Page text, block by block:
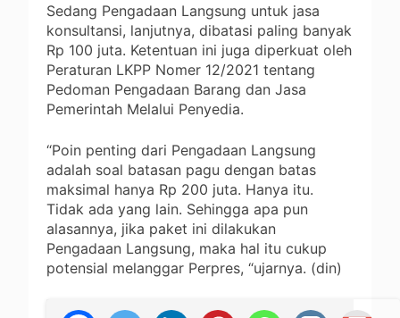
Sedang Pengadaan Langsung untuk jasa
konsultansi, lanjutnya, dibatasi paling banyak
Rp 100 juta. Ketentuan ini juga diperkuat oleh
Peraturan LKPP Nomer 12/2021 tentang
Pedoman Pengadaan Barang dan Jasa
Pemerintah Melalui Penyedia.
“Poin penting dari Pengadaan Langsung
adalah soal batasan pagu dengan batas
maksimal hanya Rp 200 juta. Hanya itu.
Tidak ada yang lain. Sehingga apa pun
alasannya, jika paket ini dilakukan
Pengadaan Langsung, maka hal itu cukup
potensial melanggar Perpres, “ujarnya. (din)